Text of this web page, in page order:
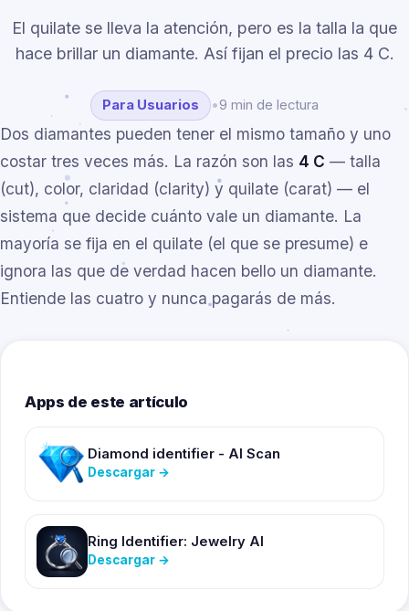
El quilate se lleva la atención, pero es la talla la que
hace brillar un diamante. Así fijan el precio las 4 C.
Para Usuarios •9 min de lectura
Dos diamantes pueden tener el mismo tamaño y uno
costar tres veces más. La razón son las 4 C — talla
(cut), color, claridad (clarity) y quilate (carat) — el
sistema que decide cuánto vale un diamante. La
mayoría se fija en el quilate (el que se presume) e
ignora las que de verdad hacen bello un diamante.
Entiende las cuatro y nunca pagarás de más.
Apps de este artículo
Diamond identifier - AI Scan
Descargar →
Ring Identifier: Jewelry AI
Descargar →